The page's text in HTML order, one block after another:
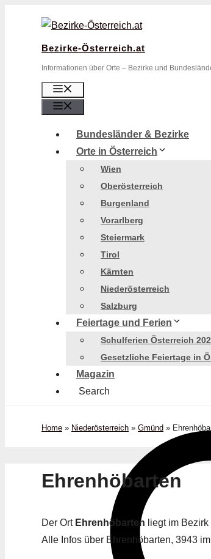
Bezirke-Österreich.at
Informationen über Orte – Bezirke und
Bundesländer & Bezirke
Orte in Österreich
Wien
Oberösterreich
Burgenland
Vorarlberg
Steiermark
Tirol
Kärnten
Niederösterreich
Salzburg
Feiertage und Ferien
Schulferien Österreich
Gesetzliche Feiertage in
Magazin
Search
Home » Niederösterreich » Gmünd »
Ehrenhöbarten
Der Ort Ehrenhöbarten liegt im
Alle Infos über Ehrenhöbarten, 3943